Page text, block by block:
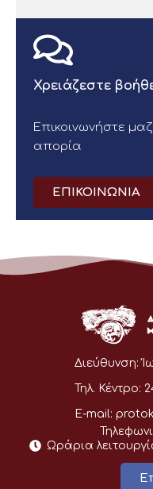
Χρειάζεστε
Επικοινωνήστε
απορία
ΕΠΙΚΟΙΝΩΝΙΑ
Διεύθυνση:
Τηλ. Κέντρο:
E-mail:
Ωράρια